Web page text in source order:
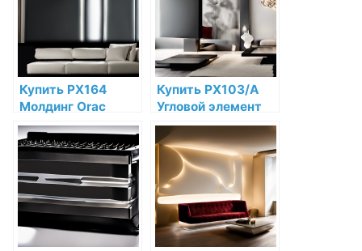
Купить PX164
Молдинг Orac
Decor
Дюрополимер по
низкой цене в
интернет-
магазине
Купить PX103/A
Угловой элемент
Orac Decor
Дюрополимер по
низкой цене в
интернет-
магазине